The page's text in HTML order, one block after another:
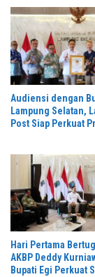
Audiensi dengan
Lampung Selatan,
Post Siap Perkuat
Hari Pertama
AKBP Deddy
Bupati Egi Perkuat